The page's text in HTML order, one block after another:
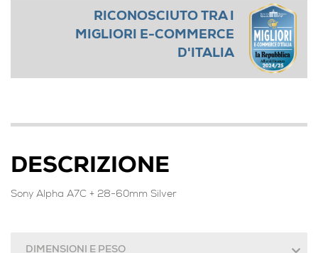
RICONOSCIUTO TRA I
MIGLIORI E-COMMERCE
D'ITALIA
DESCRIZIONE
Sony Alpha A7C + 28-60mm Silver
DIMENSIONI E PESO